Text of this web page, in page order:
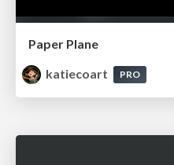
Paper Plane
katiecoart
PRO